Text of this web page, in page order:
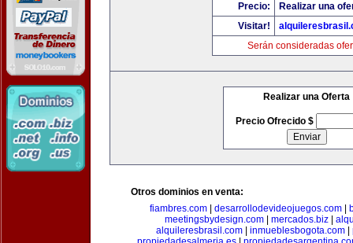
Precio:
Realizar una
Visitar!
Serán consideradas
Realizar una Oferta
Precio Ofrecido $
Otros dominios en venta:
fiambres.com| desarrollodevideojuegos.com|
meetingsbydesign.com| mercados.biz|
alquileresbrasil.com| inmueblesbogota.com|